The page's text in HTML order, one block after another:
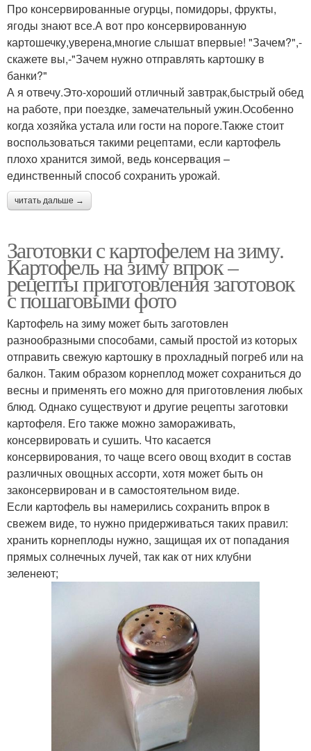
Про консервированные огурцы, помидоры, фрукты,
ягоды знают все.А вот про консервированную
картошечку,уверена,многие слышат впервые! "Зачем?",-
скажете вы,-"Зачем нужно отправлять картошку в
банки?"
А я отвечу.Это-хороший отличный завтрак,быстрый обед
на работе, при поездке, замечательный ужин.Особенно
когда хозяйка устала или гости на пороге.Также стоит
воспользоваться такими рецептами, если картофель
плохо хранится зимой, ведь консервация –
единственный способ сохранить урожай.
читать дальше →
Заготовки с картофелем на зиму.
Картофель на зиму впрок –
рецепты приготовления заготовок
с пошаговыми фото
Картофель на зиму может быть заготовлен
разнообразными способами, самый простой из которых
отправить свежую картошку в прохладный погреб или на
балкон. Таким образом корнеплод может сохраниться до
весны и применять его можно для приготовления любых
блюд. Однако существуют и другие рецепты заготовки
картофеля. Его также можно замораживать,
консервировать и сушить. Что касается
консервирования, то чаще всего овощ входит в состав
различных овощных ассорти, хотя может быть он
законсервирован и в самостоятельном виде.
Если картофель вы намерились сохранить впрок в
свежем виде, то нужно придерживаться таких правил:
хранить корнеплоды нужно, защищая их от попадания
прямых солнечных лучей, так как от них клубни
зеленеют;